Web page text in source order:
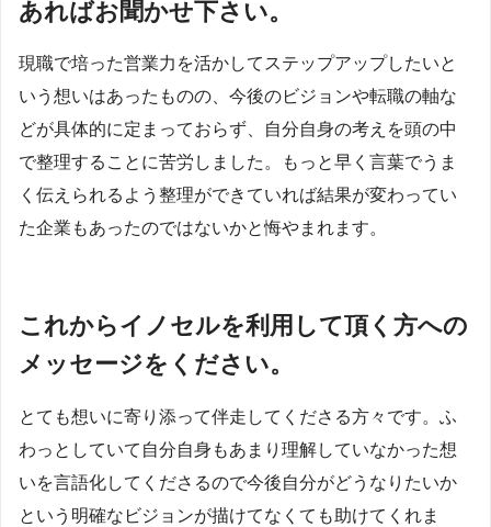
あればお聞かせ下さい。
現職で培った営業力を活かしてステップアップしたいと
いう想いはあったものの、今後のビジョンや転職の軸な
どが具体的に定まっておらず、自分自身の考えを頭の中
で整理することに苦労しました。もっと早く言葉でうま
く伝えられるよう整理ができていれば結果が変わってい
た企業もあったのではないかと悔やまれます。
これからイノセルを利用して頂く方への
メッセージをください。
とても想いに寄り添って伴走してくださる方々です。ふ
わっとしていて自分自身もあまり理解していなかった想
いを言語化してくださるので今後自分がどうなりたいか
という明確なビジョンが描けてなくても助けてくれま